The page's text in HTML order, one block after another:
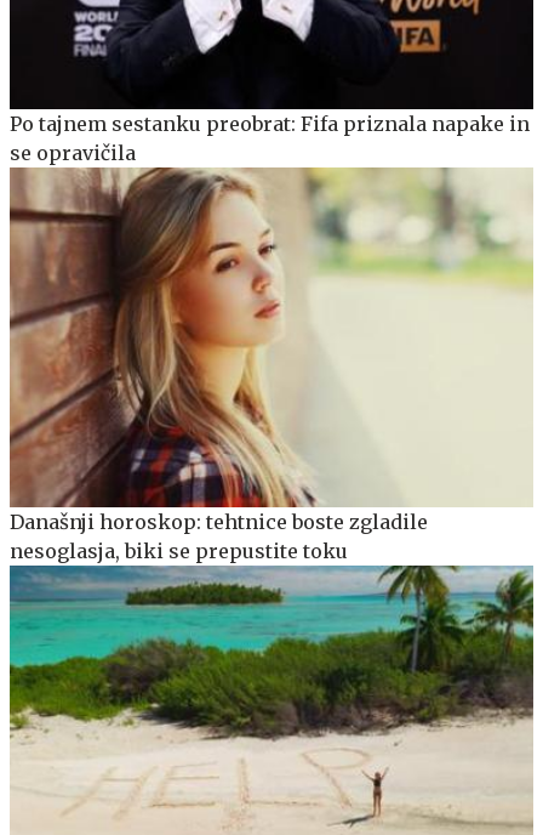
Po tajnem sestanku preobrat: Fifa priznala napake in
se opravičila
Današnji horoskop: tehtnice boste zgladile
nesoglasja, biki se prepustite toku